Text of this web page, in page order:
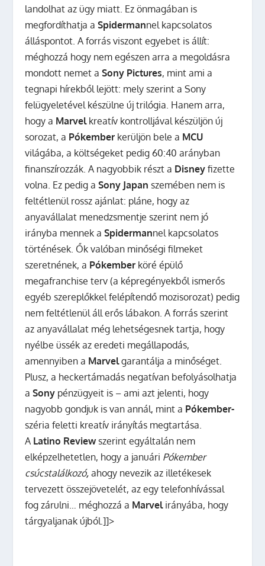
landolhat az ügy miatt. Ez önmagában is
megfordíthatja aSpidermannel kapcsolatos
álláspontot. A forrás viszont egyebet is állít:
méghozzá hogy nem egészen arra a megoldásra
mondott nemet aSony Pictures, mint ami a
tegnapi hírekből lejött: mely szerint aSony
felügyeletével készülne új trilógia. Hanem arra,
hogy a Marvelkreatív kontrolljával készüljön új
sorozat, a Pókember kerüljön bele a MCU
világába, a költségeket pedig 60:40 arányban
finanszírozzák. A nagyobbik részt a Disney fizette
volna. Ez pedig aSony Japan szemében nem is
feltétlenül rossz ajánlat: pláne, hogy az
anyavállalat menedzsmentje szerint nem jó
irányba mennek aSpidermannel kapcsolatos
történések. Ők valóban minőségi filmeket
szeretnének, a Pókember köré épülő
megafranchise terv (a képregényekből ismerős
egyéb szereplőkkel felépítendő mozisorozat) pedig
nem feltétlenül áll erős lábakon. A forrás szerint
az anyavállalat még lehetségesnek tartja, hogy
nyélbe üssék az eredeti megállapodás,
amennyiben a Marvelgarantálja a minőséget.
Plusz, a heckertámadás negatívan befolyásolhatja
aSony pénzügyeit is – ami azt jelenti, hogy
nagyobb gondjuk is van annál, mint a Pókember-
széria feletti kreatív irányítás megtartása.
A Latino Reviewszerint egyáltalán nem
elképzelhetetlen, hogy a januári Pókember
csúcstalálkozó,ahogy nevezik az illetékesek
tervezett összejövetelét, az egy telefonhívással
fog zárulni… méghozzá a Marvelirányába, hogy
tárgyaljanak újból.]]>